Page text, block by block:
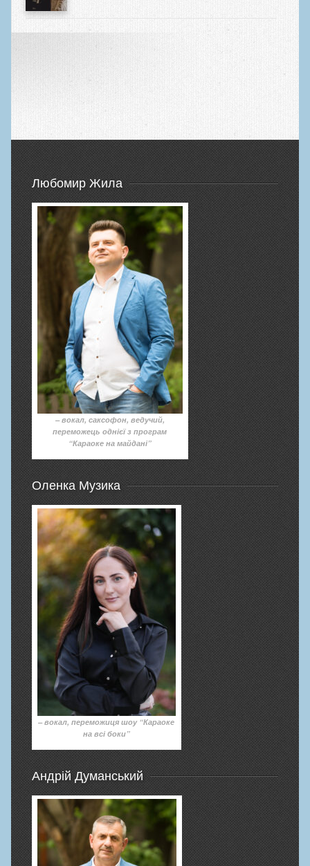
Любомир Жила
– вокал, саксофон, ведучий,
переможець однієї з програм
“Караоке на майдані”
Оленка Музика
– вокал, переможиця шоу “Караоке
на всі боки”
Андрій Думанський